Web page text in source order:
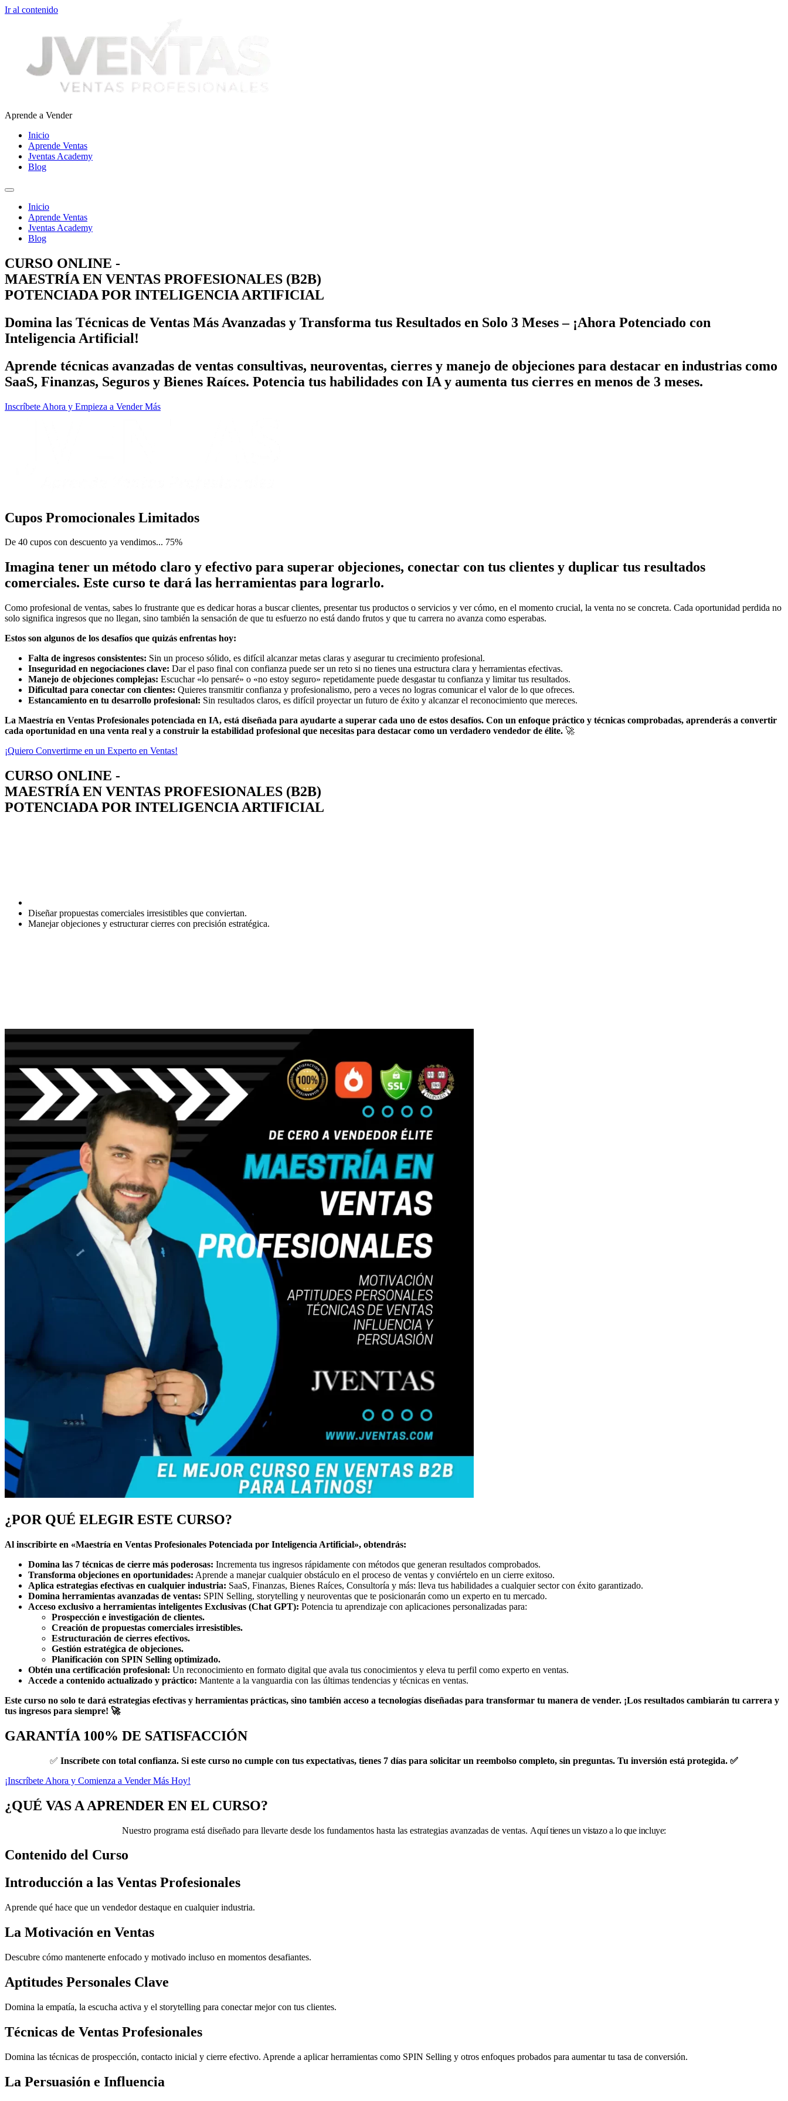
Ir al contenido
Aprende a Vender
Inicio
Aprende Ventas
Jventas Academy
Blog
Inicio
Aprende Ventas
Jventas Academy
Blog
CURSO ONLINE -
MAESTRÍA EN VENTAS PROFESIONALES (B2B)
POTENCIADA POR INTELIGENCIA ARTIFICIAL
Domina las Técnicas de Ventas Más Avanzadas y Transforma tus Resultados en Solo 3 Meses – ¡Ahora Potenciado con
Inteligencia Artificial!
Aprende técnicas avanzadas de ventas consultivas, neuroventas, cierres y manejo de objeciones para destacar en industrias como
SaaS, Finanzas, Seguros y Bienes Raíces. Potencia tus habilidades con IA y aumenta tus cierres en menos de 3 meses.
Inscríbete Ahora y Empieza a Vender Más
Cupos Promocionales Limitados
De 40 cupos con descuento ya vendimos... 75%
Imagina tener un método claro y efectivo para superar objeciones, conectar con tus clientes y duplicar tus resultados
comerciales. Este curso te dará las herramientas para lograrlo.
Como profesional de ventas, sabes lo frustrante que es dedicar horas a buscar clientes, presentar tus productos o servicios y ver cómo, en el momento crucial, la venta no se concreta. Cada oportunidad perdida no
solo significa ingresos que no llegan, sino también la sensación de que tu esfuerzo no está dando frutos y que tu carrera no avanza como esperabas.
Estos son algunos de los desafíos que quizás enfrentas hoy:
Falta de ingresos consistentes: Sin un proceso sólido, es difícil alcanzar metas claras y asegurar tu crecimiento profesional.
Inseguridad en negociaciones clave: Dar el paso final con confianza puede ser un reto si no tienes una estructura clara y herramientas efectivas.
Manejo de objeciones complejas: Escuchar «lo pensaré» o «no estoy seguro» repetidamente puede desgastar tu confianza y limitar tus resultados.
Dificultad para conectar con clientes: Quieres transmitir confianza y profesionalismo, pero a veces no logras comunicar el valor de lo que ofreces.
Estancamiento en tu desarrollo profesional: Sin resultados claros, es difícil proyectar un futuro de éxito y alcanzar el reconocimiento que mereces.
La Maestría en Ventas Profesionales potenciada en IA, está diseñada para ayudarte a superar cada uno de estos desafíos. Con un enfoque práctico y técnicas comprobadas, aprenderás a convertir
cada oportunidad en una venta real y a construir la estabilidad profesional que necesitas para destacar como un verdadero vendedor de élite. 🚀
¡Quiero Convertirme en un Experto en Ventas!
CURSO ONLINE -
MAESTRÍA EN VENTAS PROFESIONALES (B2B)
POTENCIADA POR INTELIGENCIA ARTIFICIAL
Diseñar propuestas comerciales irresistibles que conviertan.
Manejar objeciones y estructurar cierres con precisión estratégica.
¿POR QUÉ ELEGIR ESTE CURSO?
Al inscribirte en «Maestría en Ventas Profesionales Potenciada por Inteligencia Artificial», obtendrás:
Domina las 7 técnicas de cierre más poderosas: Incrementa tus ingresos rápidamente con métodos que generan resultados comprobados.
Transforma objeciones en oportunidades: Aprende a manejar cualquier obstáculo en el proceso de ventas y conviértelo en un cierre exitoso.
Aplica estrategias efectivas en cualquier industria: SaaS, Finanzas, Bienes Raíces, Consultoría y más: lleva tus habilidades a cualquier sector con éxito garantizado.
Domina herramientas avanzadas de ventas: SPIN Selling, storytelling y neuroventas que te posicionarán como un experto en tu mercado.
Acceso exclusivo a herramientas inteligentes Exclusivas (Chat GPT): Potencia tu aprendizaje con aplicaciones personalizadas para:
Prospección e investigación de clientes.
Creación de propuestas comerciales irresistibles.
Estructuración de cierres efectivos.
Gestión estratégica de objeciones.
Planificación con SPIN Selling optimizado.
Obtén una certificación profesional: Un reconocimiento en formato digital que avala tus conocimientos y eleva tu perfil como experto en ventas.
Accede a contenido actualizado y práctico: Mantente a la vanguardia con las últimas tendencias y técnicas en ventas.
Este curso no solo te dará estrategias efectivas y herramientas prácticas, sino también acceso a tecnologías diseñadas para transformar tu manera de vender. ¡Los resultados cambiarán tu carrera y
tus ingresos para siempre! 🚀
GARANTÍA 100% DE SATISFACCIÓN
✅ Inscríbete con total confianza. Si este curso no cumple con tus expectativas, tienes 7 días para solicitar un reembolso completo, sin preguntas. Tu inversión está protegida. ✅
¡Inscríbete Ahora y Comienza a Vender Más Hoy!
¿QUÉ VAS A APRENDER EN EL CURSO?
Nuestro programa está diseñado para llevarte desde los fundamentos hasta las estrategias avanzadas de ventas. Aquí tienes un vistazo a lo que incluye:
Contenido del Curso
Introducción a las Ventas Profesionales
Aprende qué hace que un vendedor destaque en cualquier industria.
La Motivación en Ventas
Descubre cómo mantenerte enfocado y motivado incluso en momentos desafiantes.
Aptitudes Personales Clave
Domina la empatía, la escucha activa y el storytelling para conectar mejor con tus clientes.
Técnicas de Ventas Profesionales
Domina las técnicas de prospección, contacto inicial y cierre efectivo. Aprende a aplicar herramientas como SPIN Selling y otros enfoques probados para aumentar tu tasa de conversión.
La Persuasión e Influencia